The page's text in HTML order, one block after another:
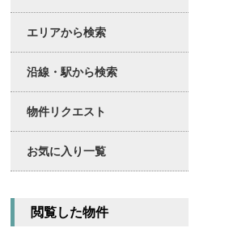
エリアから検索
沿線・駅から検索
物件リクエスト
お気に入り一覧
閲覧した物件